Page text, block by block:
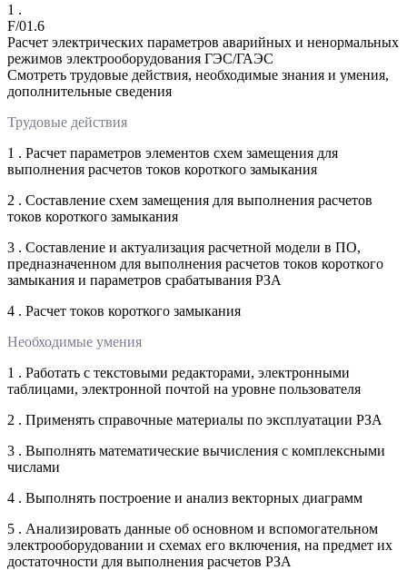
1 .
F/01.6
Расчет электрических параметров аварийных и ненормальных
режимов электрооборудования ГЭС/ГАЭС
Смотреть трудовые действия, необходимые знания и умения,
дополнительные сведения
Трудовые действия
1 . Расчет параметров элементов схем замещения для
выполнения расчетов токов короткого замыкания
2 . Составление схем замещения для выполнения расчетов
токов короткого замыкания
3 . Составление и актуализация расчетной модели в ПО,
предназначенном для выполнения расчетов токов короткого
замыкания и параметров срабатывания РЗА
4 . Расчет токов короткого замыкания
Необходимые умения
1 . Работать с текстовыми редакторами, электронными
таблицами, электронной почтой на уровне пользователя
2 . Применять справочные материалы по эксплуатации РЗА
3 . Выполнять математические вычисления с комплексными
числами
4 . Выполнять построение и анализ векторных диаграмм
5 . Анализировать данные об основном и вспомогательном
электрооборудовании и схемах его включения, на предмет их
достаточности для выполнения расчетов РЗА